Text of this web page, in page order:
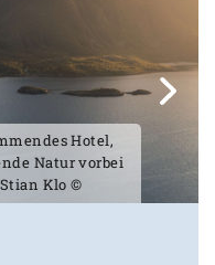
Hotel,
Natur vorbei
Klo ©